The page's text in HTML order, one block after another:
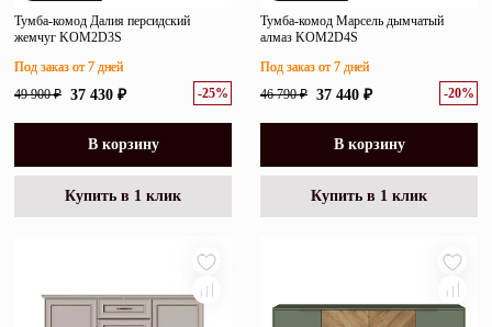
Тумба-комод Далия персидский
жемчуг KOM2D3S
49 900 ₽ 37 430 ₽ -25%
Под заказ от 7 дней
В корзину
Купить в 1 клик
Тумба-комод Марсель дымчатый
алмаз KOM2D4S
46 790 ₽ 37 440 ₽ -20%
Под заказ от 7 дней
В корзину
Купить в 1 клик